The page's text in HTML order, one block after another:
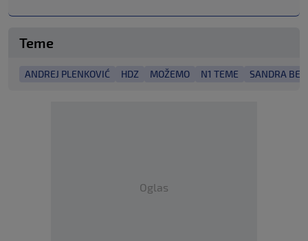
Teme
ANDREJ PLENKOVIĆ HDZ MOŽEMO N1 TEME SANDRA
Oglas